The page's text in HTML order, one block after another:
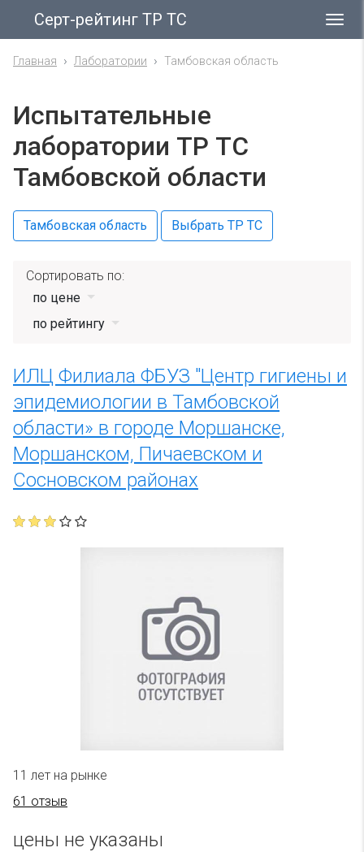
Серт-рейтинг ТР ТС
Главная Лаборатории Тамбовская область
Испытательные
лаборатории ТР ТС
Тамбовской области
Тамбовская область Выбрать ТР ТС
Сортировать по:
по цене
по рейтингу
ИЛЦ Филиала ФБУЗ "Центр гигиены и
эпидемиологии в Тамбовской
области» в городе Моршанске,
Моршанском, Пичаевском и
Сосновском районах
11 лет на рынке
61 отзыв
цены не указаны